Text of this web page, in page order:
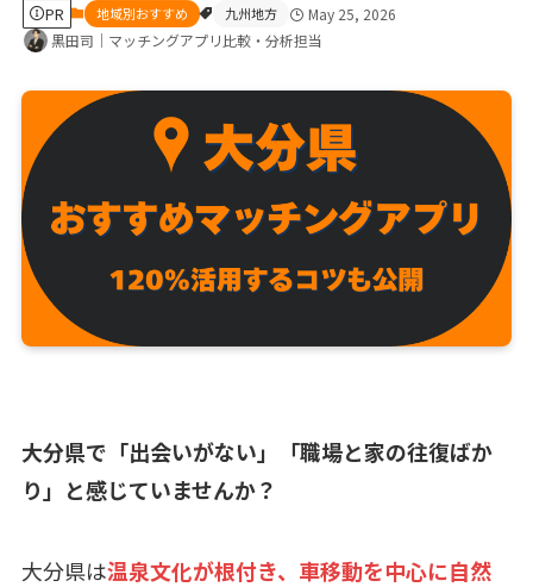
PR 地域別おすすめ 九州地方
May 25, 2026
黒田司｜マッチングアプリ比較・分析担当
大分県で「出会いがない」「職場と家の往復ばか
り」と感じていませんか？
大分県は温泉文化が根付き、車移動を中心に自然